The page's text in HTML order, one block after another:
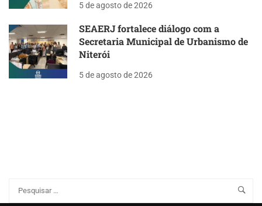
5 de agosto de 2026
SEAERJ fortalece diálogo com a
Secretaria Municipal de Urbanismo de
Niterói
5 de agosto de 2026